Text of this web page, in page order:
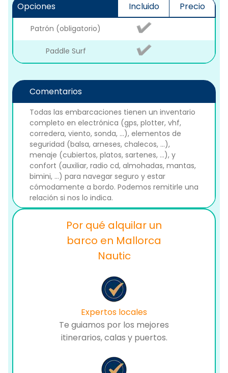
Opciones Incluido Precio
Patrón (obligatorio)
Paddle Surf
Comentarios
Todas las embarcaciones tienen un inventario
completo en electrónica (gps, plotter, vhf,
corredera, viento, sonda, ...), elementos de
seguridad (balsa, arneses, chalecos, ...),
menaje (cubiertos, platos, sartenes, ...), y
confort (auxiliar, radio cd, almohadas, mantas,
bimini, ...) para navegar seguro y estar
cómodamente a bordo. Podemos remitirle una
relación si nos lo indica.
Por qué alquilar un
barco en Mallorca
Nautic
Expertos locales
Te guiamos por los mejores
itinerarios, calas y puertos.